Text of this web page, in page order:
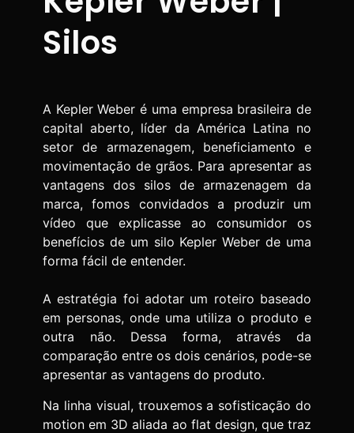
Silos
A Kepler Weber é uma empresa brasileira de
capital aberto, líder da América Latina no
setor de armazenagem, beneficiamento e
movimentação de grãos. Para apresentar as
vantagens dos silos de armazenagem da
marca, fomos convidados a produzir um
vídeo que explicasse ao consumidor os
benefícios de um silo Kepler Weber de uma
forma fácil de entender.
A estratégia foi adotar um roteiro baseado
em personas, onde uma utiliza o produto e
outra não. Dessa forma, através da
comparação entre os dois cenários, pode-se
apresentar as vantagens do produto.
Na linha visual, trouxemos a sofisticação do
motion em 3D aliada ao flat design, que traz